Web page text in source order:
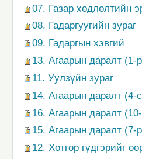
07. Газар хөдлөлтийн
08. Гадаргуугийн зураг
09. Гадаргын хэвгий
13. Агаарын даралт (1-
11. Уулзүйн зураг
14. Агаарын даралт (4-
16. Агаарын даралт
15. Агаарын даралт (7-
12. Хотгор гүдгэрийг